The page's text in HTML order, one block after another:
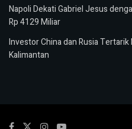
Napoli Dekati Gabriel Jesus
Rp 4129 Miliar
Investor China dan Rusia
Kalimantan